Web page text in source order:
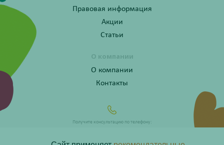
Правовая информация
Акции
Статьи
О компании
О компании
Контакты
Получите консультацию по телефону: